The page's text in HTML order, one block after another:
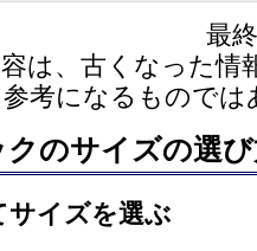
最
は、古くなった情
考になるものでは
のサイズの選
サイズを選ぶ